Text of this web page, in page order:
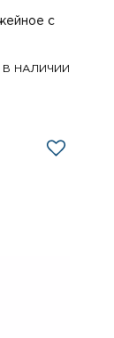
В НАЛИЧИИ